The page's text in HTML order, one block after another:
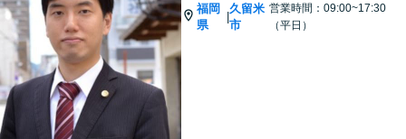
福岡
県
|
久留米
市
営業時間：09:00~17:30
（平日）